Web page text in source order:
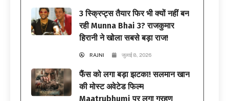
3 स्क्रिप्ट्स तैयार फिर भी क्यों नहीं बन
रही Munna Bhai 3? राजकुमार
हिरानी ने खोला सबसे बड़ा राज!
RAJNI जुलाई 8, 2026
फैंस को लगा बड़ा झटका! सलमान खान
की मोस्ट अवेटेड फिल्म
Maatrubhumi पर लगा ग्रहण